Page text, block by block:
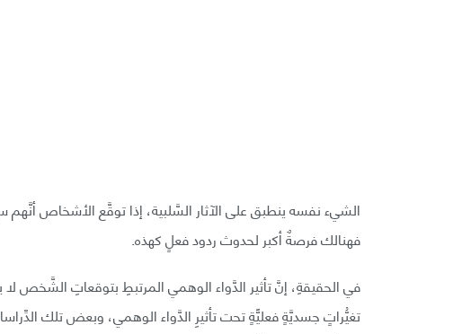
الشيء نفسه ينطبق على الآثار السَّلبية، إذا توقَّع الأشخاص أنَّهم
فهنالك فرصةٌ أكبر لحدوث ردود فعلٍ كهذه.
في الحقيقةِ، إنَّ تأثير الدَّواء الوهمي المرتبطِ بتوقعاتِ الشَّخص
تغيُّراتٍ جسديَّةٍ فعليًّةٍ تحت تأثيرِ الدَّواء الوهمي، وبعض تلك